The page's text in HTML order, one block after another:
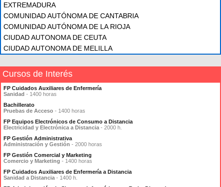
EXTREMADURA
COMUNIDAD AUTÓNOMA DE CANTABRIA
COMUNIDAD AUTÓNOMA DE LA RIOJA
CIUDAD AUTONOMA DE CEUTA
CIUDAD AUTONOMA DE MELILLA
Cursos de Interés
FP Cuidados Auxiliares de Enfermería
Sanidad - 1400 horas
Bachillerato
Pruebas de Acceso - 1400 horas
FP Equipos Electrónicos de Consumo a Distancia
Electricidad y Electrónica a Distancia - 2000 h.
FP Gestión Administrativa
Administración y Gestión - 2000 horas
FP Gestión Comercial y Marketing
Comercio y Marketing - 1400 horas
FP Cuidados Auxiliares de Enfermería a Distancia
Sanidad a Distancia - 1400 h.